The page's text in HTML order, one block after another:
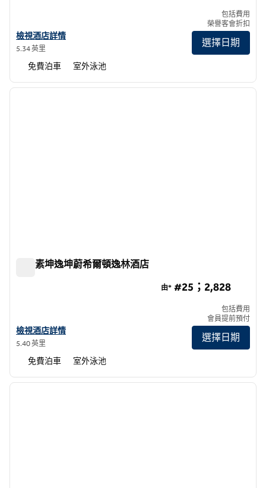
查看曼谷素坤逸坤蔚希爾頓酒店詳情
檢視酒店詳情
5.34 英里
包括費用
榮譽客會折扣
選擇日期
免費泊車 室外泳池
第 1 頁，共 12 頁
下一
曼谷素坤逸坤蔚希爾頓逸林酒店
查看曼谷素坤逸坤蔚希爾頓逸林酒店詳情
檢視酒店詳情
5.40 英里
由* #25；2,828
包括費用
會員提前預付
選擇日期
免費泊車 室外泳池
第 1 頁，共 12 頁
下一